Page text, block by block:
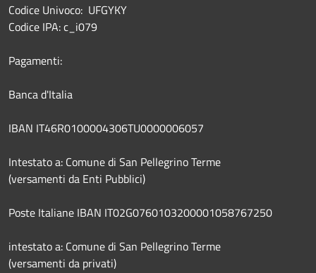
Codice Univoco: UFGYKY
Codice IPA: c_i079
Pagamenti:
Banca d'Italia
IBAN IT46R0100004306TU0000006057
Intestato a: Comune di San Pellegrino Terme
(versamenti da Enti Pubblici)
Poste Italiane IBAN IT02G0760103200001058767250
intestato a: Comune di San Pellegrino Terme
(versamenti da privati)